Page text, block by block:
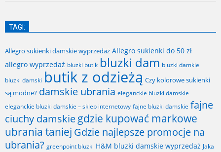
TAGI:
Allegro sukienki damskie wyprzedaż Allegro sukienki do 50 zł
allegro wyprzedaż bluzki butik bluzki dam bluzki damkie
bluzki damski butik z odzieżą Czy kolorowe sukienki
są modne? damskie ubrania eleganckie bluzki damskie
eleganckie bluzki damskie – sklep internetowy fajne bluzki damskie fajne
ciuchy damskiegdzie kupować markowe
ubrania taniej Gdzie najlepsze promocje na
ubrania? greenpoint bluzki H&M bluzki damskie wyprzedaż Jaka